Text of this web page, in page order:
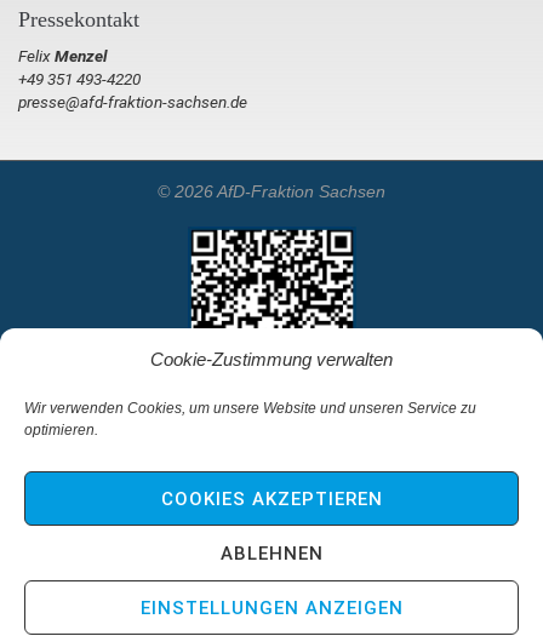
Cookie-Zustimmung verwalten
Wir verwenden Cookies, um unsere Website und unseren Service zu
optimieren.
COOKIES AKZEPTIEREN
ABLEHNEN
EINSTELLUNGEN ANZEIGEN
Pressekontakt
FelixMenzel
+49 351 493-4220
presse@afd-fraktion-sachsen.de
© 2026 AfD-Fraktion Sachsen
Startseite
Kontakt
Impressum & Haftungsausschluss
Datenschutz